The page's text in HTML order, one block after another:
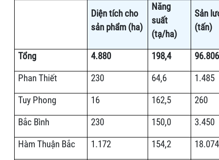
Diện tích cho
sản phẩm (ha)
Năng
suất
(tạ/ha)
Sản
(tấn)
Tổng 4.880 198,4
96.806
Phan Thiết
230 64,6
1.485
Tuy Phong
16 162,5
260
Bắc Bình
230 150,0
3.450
Hàm Thuận Bắc
1.172 154,2
18.074